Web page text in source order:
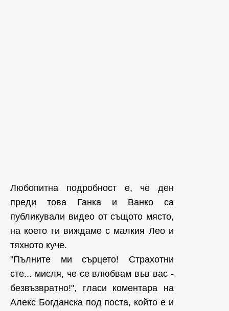
Любопитна подробност е, че ден
преди това Ганка и Ванко са
публикували видео от същото място,
на което ги виждаме с малкия Лео и
тяхното куче.
"Пълните ми сърцето! Страхотни
сте... мисля, че се влюбвам във вас -
безвъзвратно!", гласи коментара на
Алекс Богданска под поста, който е и